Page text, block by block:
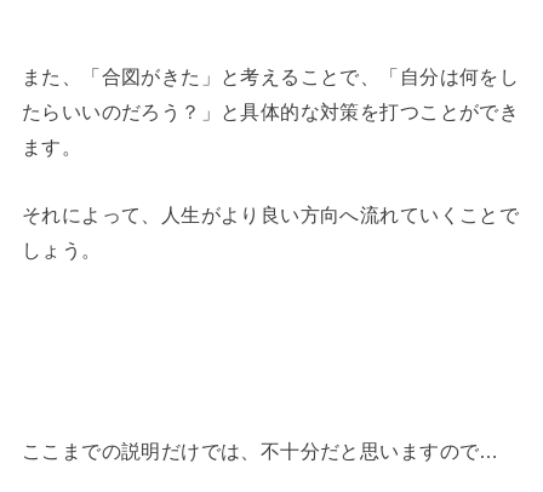
また、「合図がきた」と考えることで、「自分は何をし
たらいいのだろう？」と具体的な対策を打つことができ
ます。
それによって、人生がより良い方向へ流れていくことで
しょう。
ここまでの説明だけでは、不十分だと思いますので…